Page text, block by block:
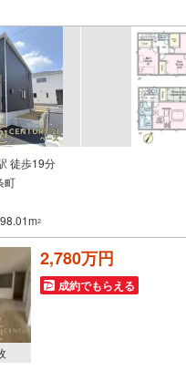
徒歩19分
町
98.01m2
2,780万円
成約でもらえる